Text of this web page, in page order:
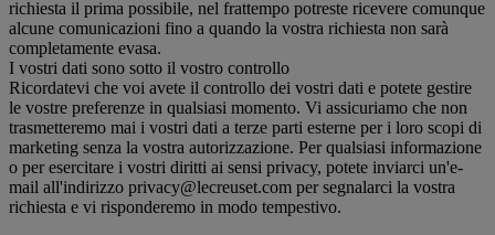
richiesta il prima possibile, nel frattempo potreste ricevere comunque
alcune comunicazioni fino a quando la vostra richiesta non sarà
completamente evasa.
I vostri dati sono sotto il vostro controllo
Ricordatevi che voi avete il controllo dei vostri dati e potete gestire
le vostre preferenze in qualsiasi momento. Vi assicuriamo che non
trasmetteremo mai i vostri dati a terze parti esterne per i loro scopi di
marketing senza la vostra autorizzazione. Per qualsiasi informazione
o per esercitare i vostri diritti ai sensi privacy, potete inviarci un'e-
mail all'indirizzo privacy@lecreuset.com per segnalarci la vostra
richiesta e vi risponderemo in modo tempestivo.